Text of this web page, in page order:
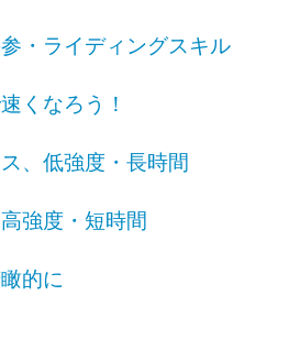
・ライディングスキル
くなろう！
、低強度・長時間
強度・短時間
的に